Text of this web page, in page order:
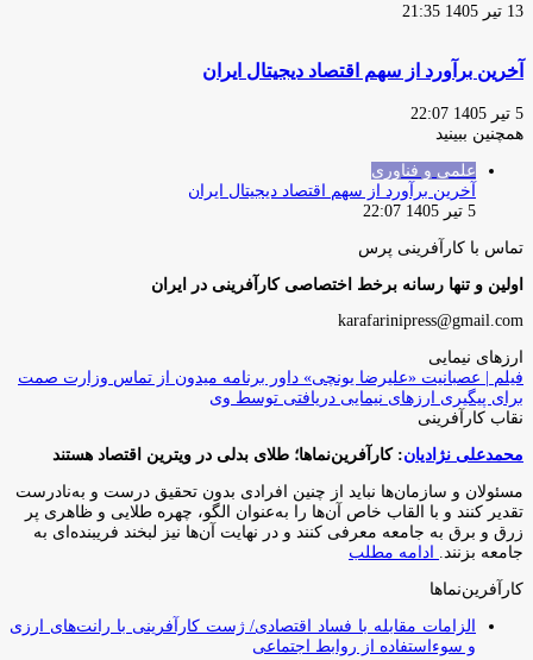
13 تیر 1405 21:35
آخرین برآورد از سهم اقتصاد دیجیتال ایران
5 تیر 1405 22:07
همچنین ببینید
علمی و فناوری
آخرین برآورد از سهم اقتصاد دیجیتال ایران
5 تیر 1405 22:07
تماس با کارآفرینی پرس
اولین و تنها رسانه برخط اختصاصی کارآفرینی در ایران
karafarinipress@gmail.com
ارزهای نیمایی
فیلم | عصبانیت «علیرضا یونچی» داور برنامه میدون از تماس وزارت صمت
برای پیگیری ارزهای نیمایی دریافتی توسط وی
نقاب کارآفرینی
محمدعلی نژادیان: کارآفرین‌نماها؛ طلای بدلی در ویترین اقتصاد هستند
مسئولان و سازمان‌ها نباید از چنین افرادی بدون تحقیق درست و به‌نادرست
تقدیر کنند و با القاب خاص آ‌ن‌ها را به‌عنوان الگو، چهره طلایی و ظاهری پر
زرق و برق به جامعه معرفی کنند و در نهایت آن‌ها نیز لبخند فریبنده‌ای به
جامعه بزنند.
ادامه مطلب
کارآفرین‌نماها
الزامات مقابله با فساد اقتصادی/ ژست کارآفرینی با رانت‌های ارزی
و سوءاستفاده از روابط اجتماعی